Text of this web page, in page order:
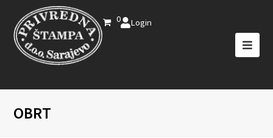
0 Login
OBRT